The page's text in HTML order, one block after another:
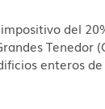
del
Tenedor
enteros